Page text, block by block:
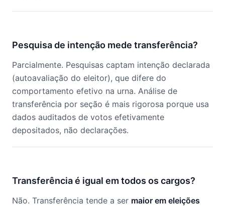
Pesquisa de intenção mede transferência?
Parcialmente. Pesquisas captam intenção declarada
(autoavaliação do eleitor), que difere do
comportamento efetivo na urna. Análise de
transferência por seção é mais rigorosa porque usa
dados auditados de votos efetivamente
depositados, não declarações.
Transferência é igual em todos os cargos?
Não. Transferência tende a ser maior em eleições